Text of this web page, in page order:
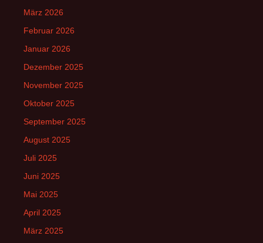
März 2026
Februar 2026
Januar 2026
Dezember 2025
November 2025
Oktober 2025
September 2025
August 2025
Juli 2025
Juni 2025
Mai 2025
April 2025
März 2025